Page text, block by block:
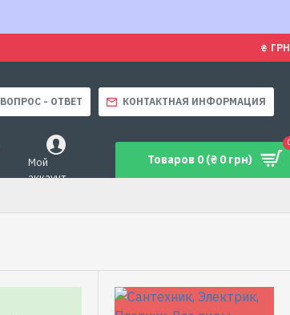
₴ ГРН
ВОПРОС - ОТВЕТ КОНТАКТНАЯ ИНФОРМАЦИЯ
Мой
аккаунт
Товаров 0 (₴ 0 грн)